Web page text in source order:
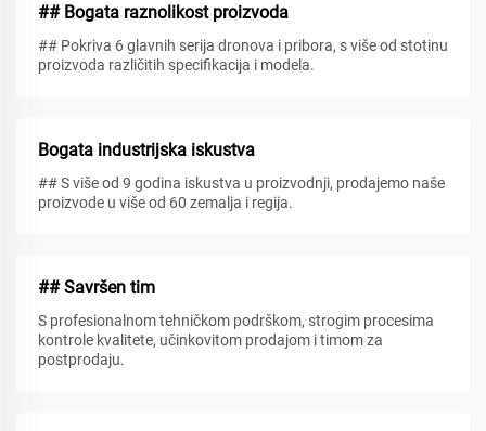
## Bogata raznolikost proizvoda
## Pokriva 6 glavnih serija dronova i pribora, s više od stotinu
proizvoda različitih specifikacija i modela.
Bogata industrijska iskustva
## S više od 9 godina iskustva u proizvodnji, prodajemo naše
proizvode u više od 60 zemalja i regija.
## Savršen tim
S profesionalnom tehničkom podrškom, strogim procesima
kontrole kvalitete, učinkovitom prodajom i timom za
postprodaju.